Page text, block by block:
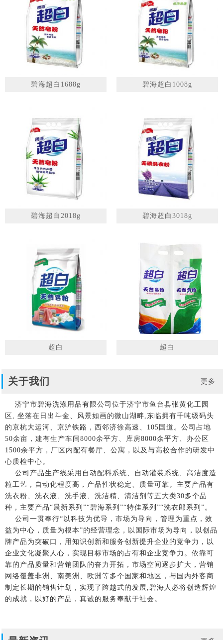
碧海超白1688g 碧海超白1008g
碧海超白2018g 碧海超白3018g
超白 超白
关于我们 更多
济宁市碧海洗涤用品有限公司位于济宁市鱼台县张黄化工园
区, 坐落在日出斗金、风景如画的微山湖畔,东临拥有千吨级码头
的京杭大运河、京沪铁路，西邻济徐高速、105国道。公司占地
50余亩，建有生产车间8000余平方、库房8000余平方、办公区
1500余平方，厂区内配有餐厅、公寓，以及与高校合作的研发中
心质检中心。
公司产品生产线采用自动配料系统、自动灌装系统、高洁度造
粒工艺，自动化程度高，产品性状稳定、质量可靠。主要产品有
洗衣粉、洗衣液、洗手液、洗洁精、清洁剂等五大类30多个品
种，主要产品“晨新系列”“碧海系列”“特佳系列”“洗衣郎系列”。
公司一贯奉行“以科技为优导，市场为导向，管理为重点，效
益为中心，质量为根本”的经营理念，以国际市场为导向，以创品
牌产品为突破口，用知识创新和服务创新提升企业的竞争力，以
企业文化凝聚人心，实现目标市场的占有和企业竞争力。依靠可
靠的产品质量和营销团队的奋力开拓，市场空间逐步扩大，营销
网络覆盖非洲、南美洲、欧洲等多个国家和地区，与国内外客商
制定长期的销售计划，实现了跨越式的发展,碧海人必将创造辉煌
的成就，以好的产品，真诚的服务奉献于社会。